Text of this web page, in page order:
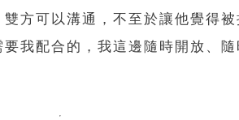
方可以溝通，不至於讓他覺得被
我配合的，我這邊隨時開放、隨